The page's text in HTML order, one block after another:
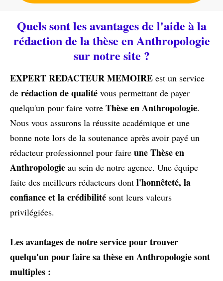
Quels sont les avantages de l'aide à la
rédaction de la thèse en Anthropologie
sur notre site ?
EXPERT REDACTEUR MEMOIRE est un service
de rédaction de qualité vous permettant de payer
quelqu'un pour faire votre Thèse en Anthropologie.
Nous vous assurons la réussite académique et une
bonne note lors de la soutenance après avoir payé un
rédacteur professionnel pour faire une Thèse en
Anthropologie au sein de notre agence. Une équipe
faite des meilleurs rédacteurs dont l'honnêteté, la
confiance et la crédibilité sont leurs valeurs
privilégiées.
Les avantages de notre service pour trouver
quelqu'un pour faire sa thèse en Anthropologie sont
multiples :